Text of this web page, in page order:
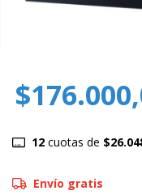
12cuotas de
Envío gratis